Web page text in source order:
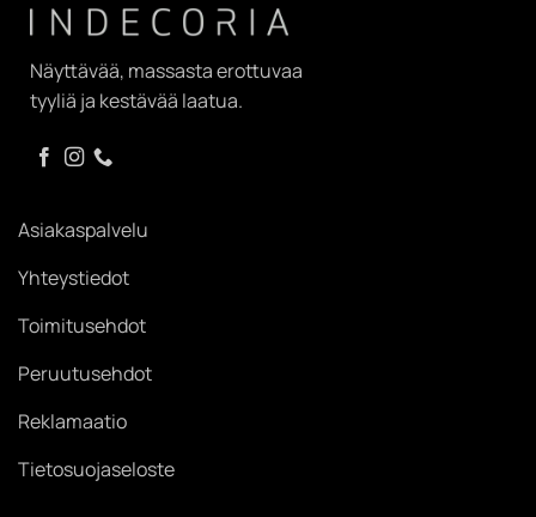
Näyttävää, massasta erottuvaa
tyyliä ja kestävää laatua.
Asiakaspalvelu
Yhteystiedot
Toimitusehdot
Peruutusehdot
Reklamaatio
Tietosuojaseloste